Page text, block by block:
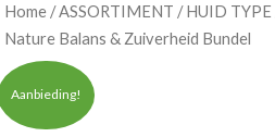
Home /ASSORTIMENT /HUID TYPE
Nature Balans & Zuiverheid Bundel
Aanbieding!